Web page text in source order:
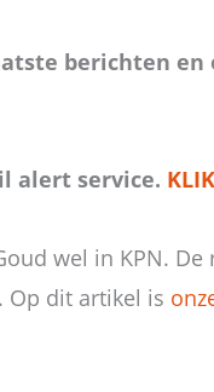
berichten en
alert service.
wel in KPN. De
Op dit artikel is